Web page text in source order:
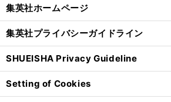
集英社ホームページ
集英社プライバシーガイドライン
SHUEISHA Privacy Guideline
Setting of Cookies